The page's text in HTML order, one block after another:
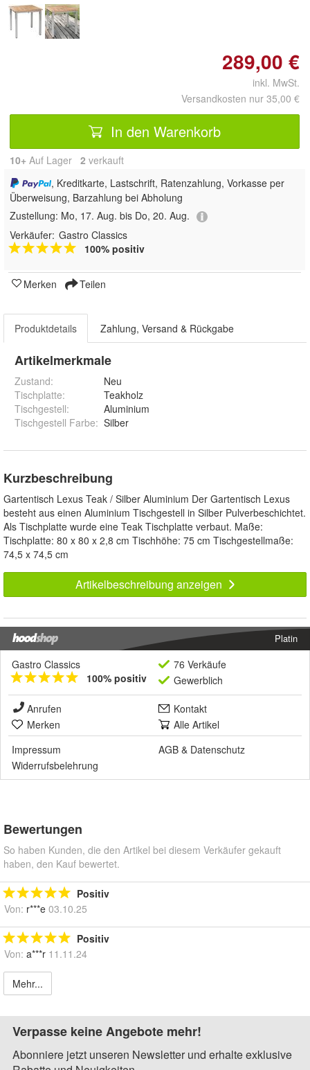
289,00 €
inkl. MwSt.
Versandkosten nur 35,00 €
In den Warenkorb
10+ Auf Lager 2 verkauft
, Kreditkarte, Lastschrift, Ratenzahlung, Vorkasse per
Überweisung, Barzahlung bei Abholung
Zustellung: Mo, 17. Aug. bis Do, 20. Aug.
Verkäufer: Gastro Classics
100% positiv
Merken Teilen
Produktdetails Zahlung, Versand & Rückgabe
Artikelmerkmale
Zustand:
Neu
Tischplatte:
Teakholz
Tischgestell:
Aluminium
Tischgestell Farbe: Silber
Kurzbeschreibung
Gartentisch Lexus Teak / Silber Aluminium Der Gartentisch Lexus
besteht aus einen Aluminium Tischgestell in Silber Pulverbeschichtet.
Als Tischplatte wurde eine Teak Tischplatte verbaut. Maße:
Tischplatte: 80 x 80 x 2,8 cm Tischhöhe: 75 cm Tischgestellmaße:
74,5 x 74,5 cm
Artikelbeschreibung anzeigen
Platin
Gastro Classics
100% positiv
76 Verkäufe
Gewerblich
Anrufen
Kontakt
Merken
Alle Artikel
Impressum
AGB & Datenschutz
Widerrufsbelehrung
Bewertungen
So haben Kunden, die den Artikel bei diesem Verkäufer gekauft
haben, den Kauf bewertet.
Positiv
Von: r***e 03.10.25
Positiv
Von: a***r 11.11.24
Mehr...
Verpasse keine Angebote mehr!
Abonniere jetzt unseren Newsletter und erhalte exklusive